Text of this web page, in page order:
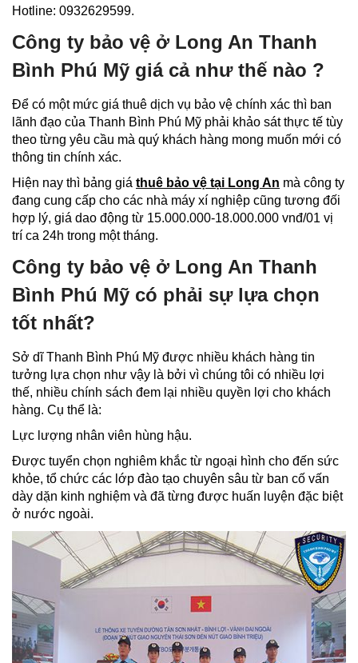
Hotline: 0932629599.
Công ty bảo vệ ở Long An Thanh
Bình Phú Mỹ giá cả như thế nào ?
Để có một mức giá thuê dịch vụ bảo vệ chính xác thì ban
lãnh đạo của Thanh Bình Phú Mỹ phải khảo sát thực tế tùy
theo từng yêu cầu mà quý khách hàng mong muốn mới có
thông tin chính xác.
Hiện nay thì bảng giá thuê bảo vệ tại Long An mà công ty
đang cung cấp cho các nhà máy xí nghiệp cũng tương đối
hợp lý, giá dao động từ 15.000.000-18.000.000 vnđ/01 vị
trí ca 24h trong một tháng.
Công ty bảo vệ ở Long An Thanh
Bình Phú Mỹ có phải sự lựa chọn
tốt nhất?
Sở dĩ Thanh Bình Phú Mỹ được nhiều khách hàng tin
tưởng lựa chọn như vậy là bởi vì chúng tôi có nhiều lợi
thế, nhiều chính sách đem lại nhiều quyền lợi cho khách
hàng. Cụ thể là:
Lực lượng nhân viên hùng hậu.
Được tuyển chọn nghiêm khắc từ ngoại hình cho đến sức
khỏe, tổ chức các lớp đào tạo chuyên sâu từ ban cố vấn
dày dặn kinh nghiệm và đã từng được huấn luyện đặc biệt
ở nước ngoài.